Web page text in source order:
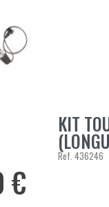
€
AJOUTER
KIT
Ref. 436246